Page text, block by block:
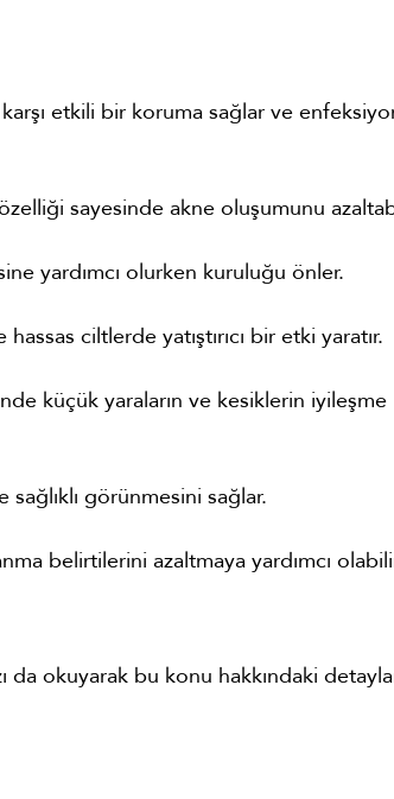
etkili bir koruma sağlar ve
sayesinde akne oluşumunu
yardımcı olurken kuruluğu önler.
ciltlerde yatıştırıcı bir etki yaratır.
küçük yaraların ve kesiklerin iyileşme
sağlıklı görünmesini sağlar.
belirtilerini azaltmaya yardımcı
da okuyarak bu konu hakkındaki